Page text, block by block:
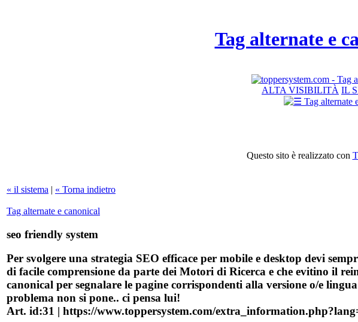
Tag alternate e
ALTA VISIBILITÀ IL
Questo sito è realizzato con
« il sistema | « Torna indietro
Tag alternate e canonical
seo friendly system
Per svolgere una strategia SEO efficace per mobile e desktop devi
di facile comprensione da parte dei Motori di Ricerca e che evitino il
canonical per segnalare le pagine corrispondenti alla versione o/e
problema non si pone.. ci pensa lui!
Art. id:31 | https://www.toppersystem.com/